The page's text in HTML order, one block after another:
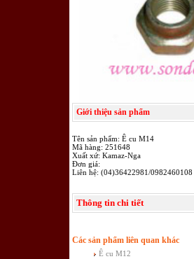
Giới thiệu sản phẩm
Tên sản phẩm: Ê cu M14
Mã hàng: 251648
Xuất xứ: Kamaz-Nga
Đơn giá:
Liên hệ: (04)36422981/0982460108
Thông tin chi tiết
Các sản phẩm liên quan khác
Ê cu M12